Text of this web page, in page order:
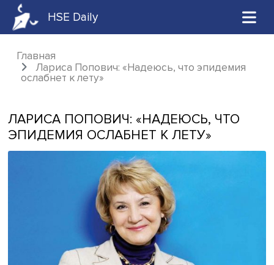
HSE Daily
Главная
Лариса Попович: «Надеюсь, что
ЛАРИСА ПОПОВИЧ: «НАДЕЮСЬ,
ЭПИДЕМИЯ ОСЛАБНЕТ К ЛЕТУ»